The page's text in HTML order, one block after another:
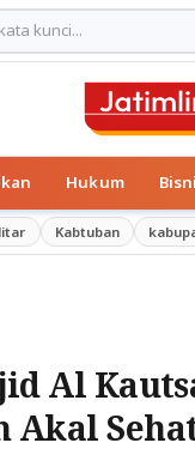
Hukum
Kabtuban
Al
Akal